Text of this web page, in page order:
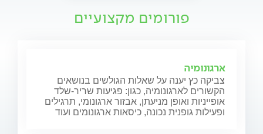
פורומים מקצועיים
ארגונומיה
צביקה כץ יענה על שאלות הגולשים בנושאים
הקשורים לארגונומיה, כגון: פגיעות שריר-שלד
אופייניות ואופן מניעתן, אבזור ארגונומי, תרגילים
ופעילות גופנית נכונה, כיסאות ארגונומים ועוד